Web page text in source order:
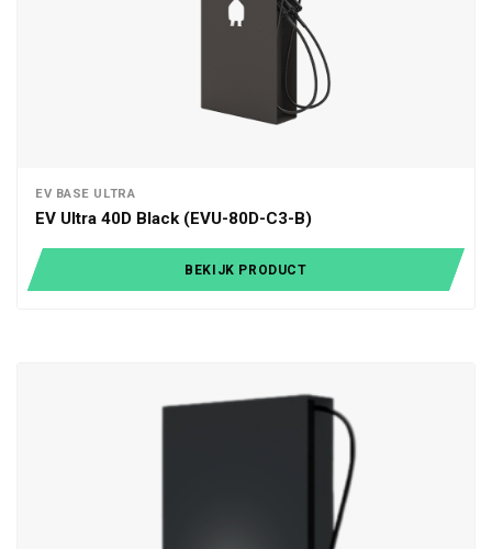
EV BASE ULTRA
EV Ultra 40D Black (EVU-80D-C3-B)
BEKIJK PRODUCT